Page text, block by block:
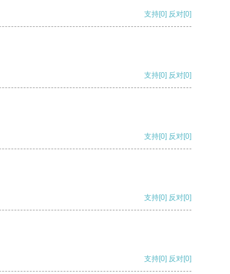
支持[0] 反对[0]
支持[0] 反对[0]
支持[0] 反对[0]
支持[0] 反对[0]
支持[0] 反对[0]